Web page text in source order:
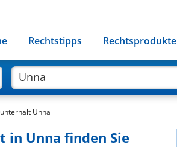
Rechtstipps Rechtsprodukte
Unna
Unna finden Sie